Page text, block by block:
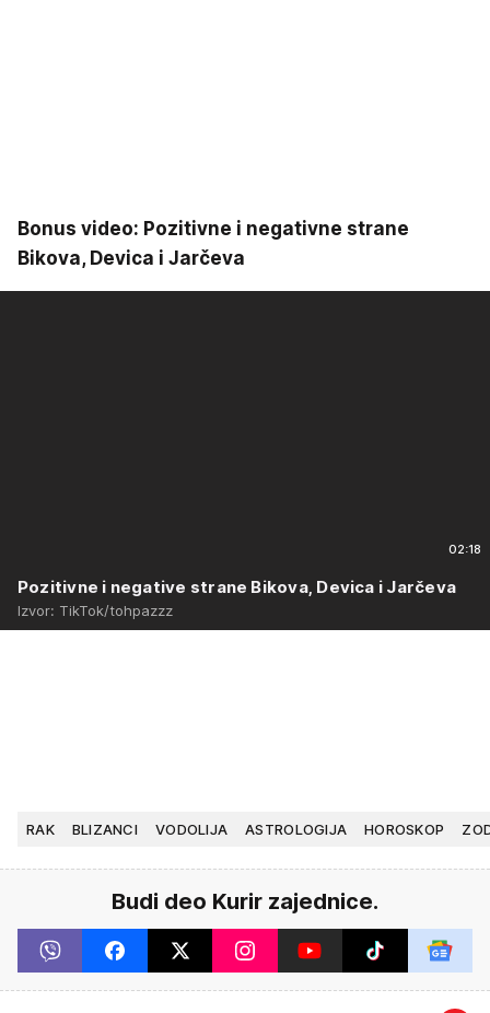
Bonus video: Pozitivne i negativne strane
Bikova, Devica i Jarčeva
02:18
Pozitivne i negative strane Bikova, Devica i Jarčeva
Izvor: TikTok/tohpazzz
RAK BLIZANCI VODOLIJA ASTROLOGIJA HOROSKOP
Budi deo Kurir zajednice.